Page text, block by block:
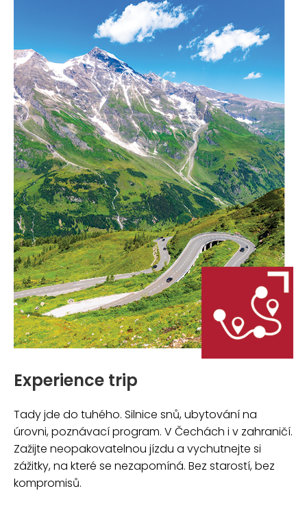
Experience trip
Tady jde do tuhého. Silnice snů, ubytování na
úrovni, poznávací program. V Čechách i v zahraničí.
Zažijte neopakovatelnou jízdu a vychutnejte si
zážitky, na které se nezapomíná. Bez starostí, bez
kompromisů.